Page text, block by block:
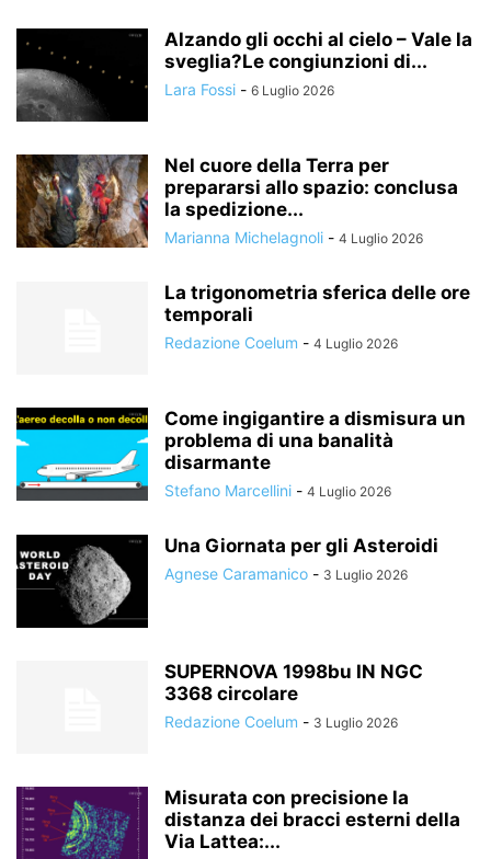
Alzando gli occhi al cielo – Vale la
sveglia?Le congiunzioni di...
Lara Fossi - 6 Luglio 2026
Nel cuore della Terra per
prepararsi allo spazio: conclusa
la spedizione...
Marianna Michelagnoli - 4 Luglio 2026
La trigonometria sferica delle ore
temporali
Redazione Coelum - 4 Luglio 2026
Come ingigantire a dismisura un
problema di una banalità
disarmante
Stefano Marcellini - 4 Luglio 2026
Una Giornata per gli Asteroidi
Agnese Caramanico - 3 Luglio 2026
SUPERNOVA 1998bu IN NGC
3368 circolare
Redazione Coelum - 3 Luglio 2026
Misurata con precisione la
distanza dei bracci esterni della
Via Lattea:...